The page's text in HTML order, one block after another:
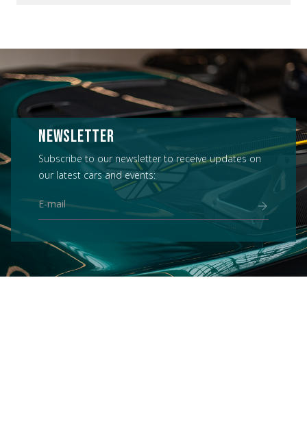
NEWSLETTER
Subscribe to our newsletter to receive updates on
our latest cars and events: